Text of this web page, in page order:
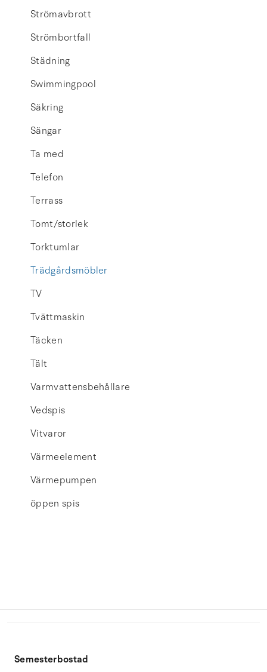
Strömavbrott
Strömbortfall
Städning
Swimmingpool
Säkring
Sängar
Ta med
Telefon
Terrass
Tomt/storlek
Torktumlar
Trädgårdsmöbler
TV
Tvättmaskin
Täcken
Tält
Varmvattensbehållare
Vedspis
Vitvaror
Värmeelement
Värmepumpen
öppen spis
Semesterbostad